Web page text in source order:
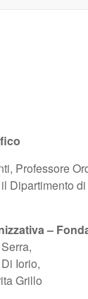
Professore
Dipartimento
–
Iorio,
Grillo